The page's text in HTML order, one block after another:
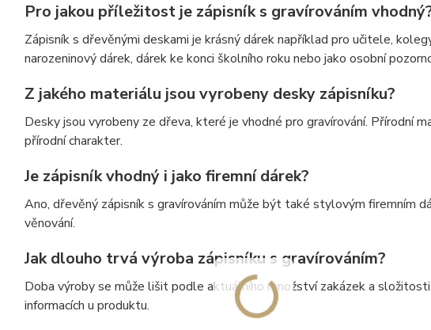
Pro jakou příležitost je zápisník s gravírováním
Zápisník s dřevěnými deskami je krásný dárek například pro učitele,
narozeninový dárek, dárek ke konci školního roku nebo jako osobní
Z jakého materiálu jsou vyrobeny desky zápisníku?
Desky jsou vyrobeny ze dřeva, které je vhodné pro gravírování. Přírodní
přírodní charakter.
Je zápisník vhodný i jako firemní dárek?
Ano, dřevěný zápisník s gravírováním může být také stylovým firemním
věnování.
Jak dlouho trvá výroba zápisníku s gravírováním?
Doba výroby se může lišit podle aktuálního množství zakázek a
informacích u produktu.